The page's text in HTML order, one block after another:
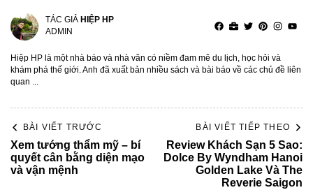
TÁC GIẢ HIỆP HP
ADMIN
Hiệp HP là một nhà báo và nhà văn có niềm đam mê du lịch, học hỏi và
khám phá thế giới. Anh đã xuất bản nhiều sách và bài báo về các chủ đề liên
quan ...
BÀI VIẾT TRƯỚC
Xem tướng thẩm mỹ – bí
quyết cân bằng diện mạo
và vận mệnh
BÀI VIẾT TIẾP THEO
Review Khách Sạn 5 Sao:
Dolce By Wyndham Hanoi
Golden Lake Và The
Reverie Saigon